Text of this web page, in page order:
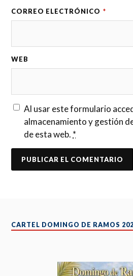
CORREO ELECTRÓNICO *
WEB
Al usar este formulario
almacenamiento y gestión
de esta web. *
CARTEL DOMINGO DE RAMOS